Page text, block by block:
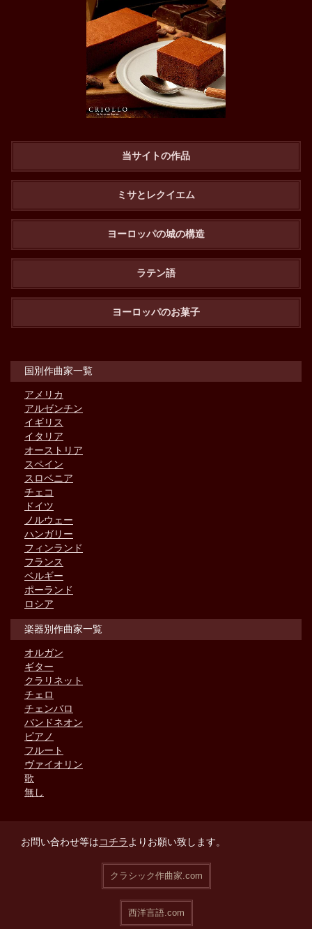
当サイトの作品
ミサとレクイエム
ヨーロッパの城の構造
ラテン語
ヨーロッパのお菓子
国別作曲家一覧
アメリカ
アルゼンチン
イギリス
イタリア
オーストリア
スペイン
スロベニア
チェコ
ドイツ
ノルウェー
ハンガリー
フィンランド
フランス
ベルギー
ポーランド
ロシア
楽器別作曲家一覧
オルガン
ギター
クラリネット
チェロ
チェンバロ
バンドネオン
ピアノ
フルート
ヴァイオリン
歌
無し
お問い合わせ等はコチラ よりお願い致します。
クラシック作曲家.com
西洋言語.com